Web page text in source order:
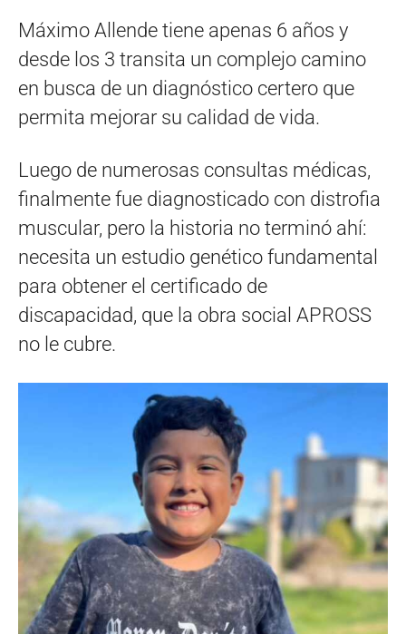
Máximo Allende tiene apenas 6 años y
desde los 3 transita un complejo camino
en busca de un diagnóstico certero que
permita mejorar su calidad de vida.
Luego de numerosas consultas médicas,
finalmente fue diagnosticado con distrofia
muscular, pero la historia no terminó ahí:
necesita un estudio genético fundamental
para obtener el certificado de
discapacidad, que la obra social APROSS
no le cubre.